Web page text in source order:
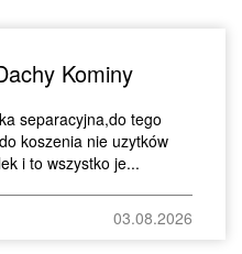
Kominy
separacyjna,do tego
koszenia nie uzytków
i to wszystko je...
03.08.2026